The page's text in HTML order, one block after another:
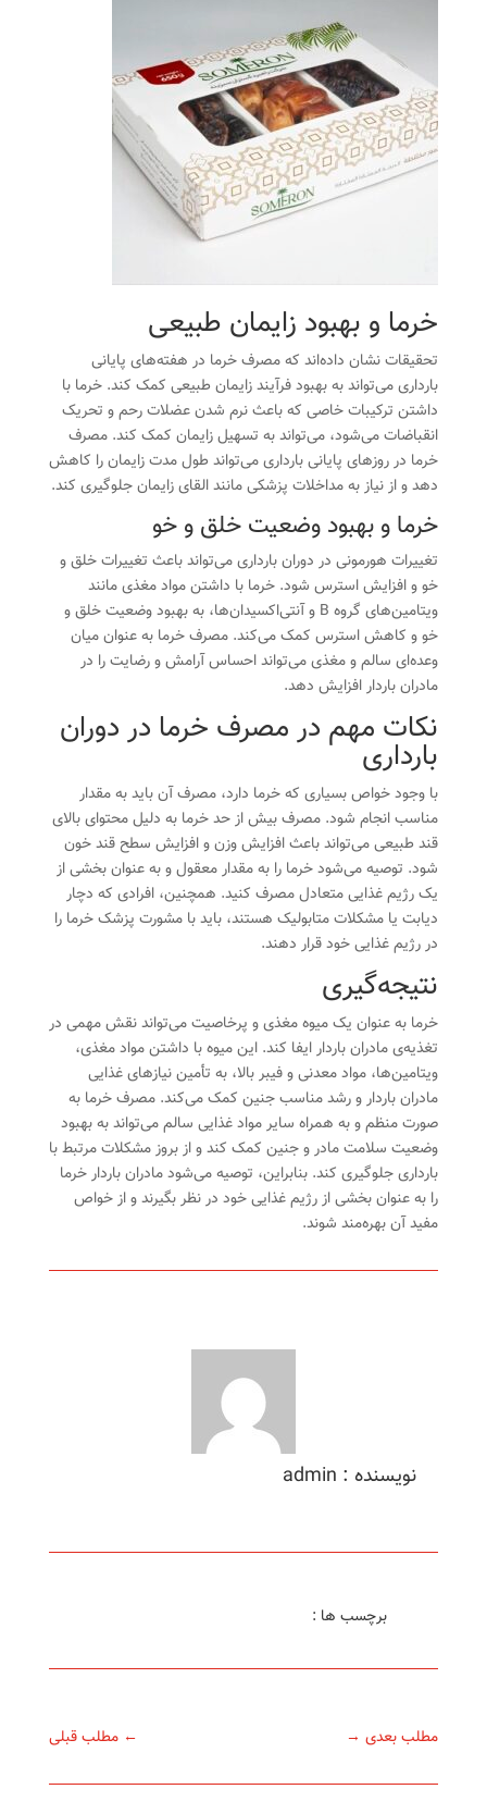
خرما و بهبود زایمان طبیعی
تحقیقات نشان داده‌اند که مصرف خرما در هفته‌های پایانی
بارداری می‌تواند به بهبود فرآیند زایمان طبیعی کمک کند. خرما با
داشتن ترکیبات خاصی که باعث نرم شدن عضلات رحم و تحریک
انقباضات می‌شود، می‌تواند به تسهیل زایمان کمک کند. مصرف
خرما در روزهای پایانی بارداری می‌تواند طول مدت زایمان را کاهش
دهد و از نیاز به مداخلات پزشکی مانند القای زایمان جلوگیری کند.
خرما و بهبود وضعیت خلق و خو
تغییرات هورمونی در دوران بارداری می‌تواند باعث تغییرات خلق و
خو و افزایش استرس شود. خرما با داشتن مواد مغذی مانند
ویتامین‌های گروه B و آنتی‌اکسیدان‌ها، به بهبود وضعیت خلق و
خو و کاهش استرس کمک می‌کند. مصرف خرما به عنوان میان
وعده‌ای سالم و مغذی می‌تواند احساس آرامش و رضایت را در
مادران باردار افزایش دهد.
نکات مهم در مصرف خرما در دوران
بارداری
با وجود خواص بسیاری که خرما دارد، مصرف آن باید به مقدار
مناسب انجام شود. مصرف بیش از حد خرما به دلیل محتوای بالای
قند طبیعی می‌تواند باعث افزایش وزن و افزایش سطح قند خون
شود. توصیه می‌شود خرما را به مقدار معقول و به عنوان بخشی از
یک رژیم غذایی متعادل مصرف کنید. همچنین، افرادی که دچار
دیابت یا مشکلات متابولیک هستند، باید با مشورت پزشک خرما را
در رژیم غذایی خود قرار دهند.
نتیجه‌گیری
خرما به عنوان یک میوه مغذی و پرخاصیت می‌تواند نقش مهمی در
تغذیه‌ی مادران باردار ایفا کند. این میوه با داشتن مواد مغذی،
ویتامین‌ها، مواد معدنی و فیبر بالا، به تأمین نیازهای غذایی
مادران باردار و رشد مناسب جنین کمک می‌کند. مصرف خرما به
صورت منظم و به همراه سایر مواد غذایی سالم می‌تواند به بهبود
وضعیت سلامت مادر و جنین کمک کند و از بروز مشکلات مرتبط با
بارداری جلوگیری کند. بنابراین، توصیه می‌شود مادران باردار خرما
را به عنوان بخشی از رژیم غذایی خود در نظر بگیرند و از خواص
مفید آن بهره‌مند شوند.
نویسنده : admin
برچسب ها :
←مطلب قبلی مطلب بعدی→